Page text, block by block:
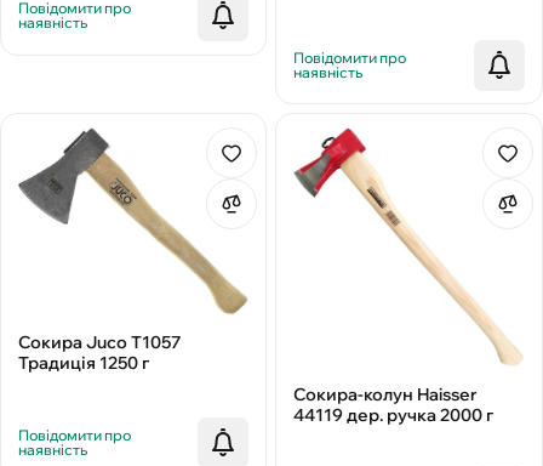
Повідомити про
наявність
Повідомити про
наявність
Сокира Juco Т1057
Традиція 1250 г
Повідомити про
наявність
Сокира-колун Haisser
44119 дер. ручка 2000 г